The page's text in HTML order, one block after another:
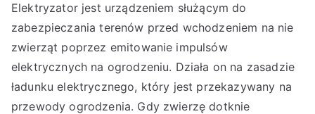
Elektryzator jest urządzeniem służącym do
zabezpieczania terenów przed wchodzeniem na nie
zwierząt poprzez emitowanie impulsów
elektrycznych na ogrodzeniu. Działa on na zasadzie
ładunku elektrycznego, który jest przekazywany na
przewody ogrodzenia. Gdy zwierzę dotknie